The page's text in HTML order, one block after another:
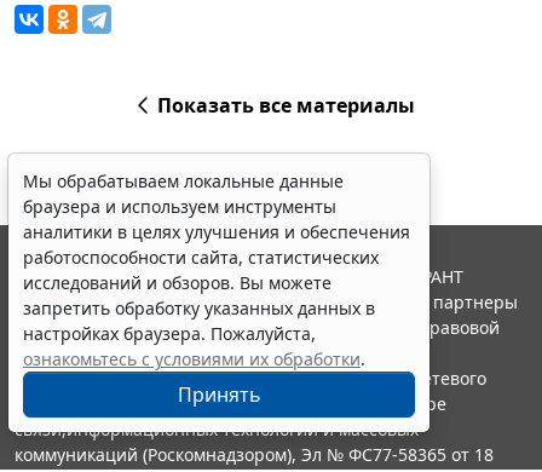
Показать все материалы
Мы обрабатываем локальные данные
браузера и используем инструменты
аналитики в целях улучшения и обеспечения
работоспособности сайта, статистических
исследований и обзоров. Вы можете
запретить обработку указанных данных в
настройках браузера. Пожалуйста,
ознакомьтесь с условиями их обработки.
Принять
© ООО "НПП "ГАРАНТ-СЕРВИС", 2026. Система ГАРАНТ
выпускается с 1990 года. Компания "Гарант" и ее партнеры
являются участниками Российской ассоциации правовой
информации ГАРАНТ.
Портал ГАРАНТ.РУ зарегистрирован в качестве сетевого
издания Федеральной службой по надзору в сфере
связи,информационных технологий и массовых
коммуникаций (Роскомнадзором), Эл № ФС77-58365 от 18